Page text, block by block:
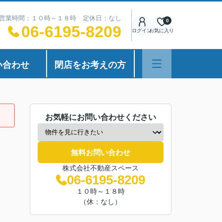
業時間：１０時～１８時 定休日：なし
06-6195-8209 ログインお気に入り
0
合わせ 閉店をお考えの方
お気軽にお問い合わせください
無料お問い合わせ
株式会社不動産スペース
06-6195-8209
１０時～１８時
（休：なし）